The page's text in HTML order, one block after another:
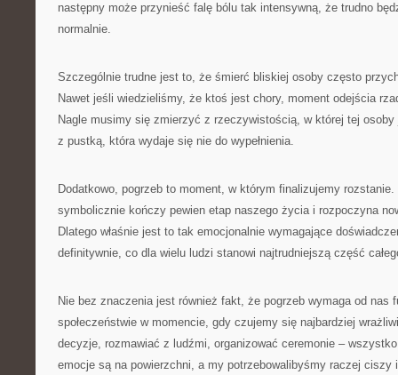
następny może przynieść falę bólu tak intensywną, że trudno
normalnie.
Szczególnie trudne jest to, że śmierć bliskiej osoby często
Nawet jeśli wiedzieliśmy, że ktoś jest chory, moment odejścia
Nagle musimy się zmierzyć z rzeczywistością, w której tej
z pustką, która wydaje się nie do wypełnienia.
Dodatkowo, pogrzeb to moment, w którym finalizujemy
symbolicznie kończy pewien etap naszego życia i rozpoczyna
Dlatego właśnie jest to tak emocjonalnie wymagające
definitywnie, co dla wielu ludzi stanowi najtrudniejszą część
Nie bez znaczenia jest również fakt, że pogrzeb wymaga od nas
społeczeństwie w momencie, gdy czujemy się najbardziej
decyzje, rozmawiać z ludźmi, organizować ceremonie –
emocje są na powierzchni, a my potrzebowalibyśmy raczej ciszy